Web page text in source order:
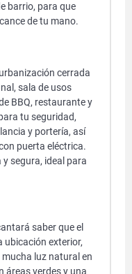
barrio, para que
de tu mano.
cerrada
sala de usos
BBQ, restaurante y
tu seguridad,
y portería, así
puerta eléctrica.
segura, ideal para
saber que el
ubicación exterior,
luz natural en
áreas verdes y una